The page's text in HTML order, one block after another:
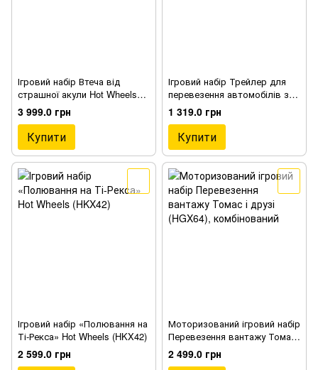
Ігровий набір Втеча від
страшної акули Hot Wheels
(HDP06)
3 999.0 грн
Купити
Ігровий набір Трейлер для
перевезення автомобілів з
ручкою, 4 машинки та 7
аксесуарів, артикул 3747007
1 319.0 грн
Купити
Ігровий набір «Полювання на
Ті-Рекса» Hot Wheels (HKX42)
2 599.0 грн
Моторизований ігровий набір
Перевезення вантажу Томас
і друзі (HGX64)
2 499.0 грн